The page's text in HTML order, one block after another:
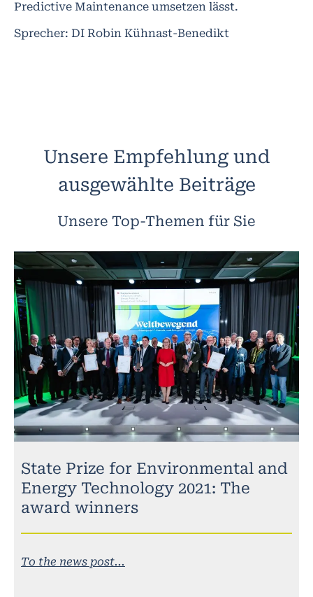
Predictive Maintenance umsetzen lässt.
Sprecher: DI Robin Kühnast-Benedikt
Unsere Empfehlung und
ausgewählte Beiträge
Unsere Top-Themen für Sie
State Prize for Environmental and
Energy Technology 2021: The
award winners
To the news post...